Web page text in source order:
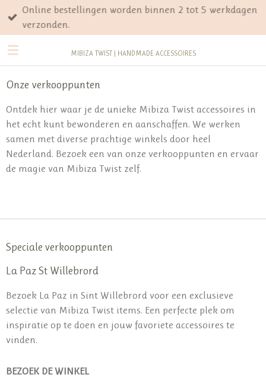
Ga
direct
naar
de
MIBIZA TWIST | HANDMADE ACCESSOIRES
Online bestellingen worden binnen 2 tot 5 werkdagen
verzonden.
Onze verkooppunten
Ontdek hier waar je de unieke Mibiza Twist accessoires in
het echt kunt bewonderen en aanschaffen. We werken
samen met diverse prachtige winkels door heel
Nederland. Bezoek een van onze verkooppunten en ervaar
de magie van Mibiza Twist zelf.
Speciale verkooppunten
La Paz St Willebrord
Bezoek La Paz in Sint Willebrord voor een exclusieve
selectie van Mibiza Twist items. Een perfecte plek om
inspiratie op te doen en jouw favoriete accessoires te
vinden.
BEZOEK DE WINKEL